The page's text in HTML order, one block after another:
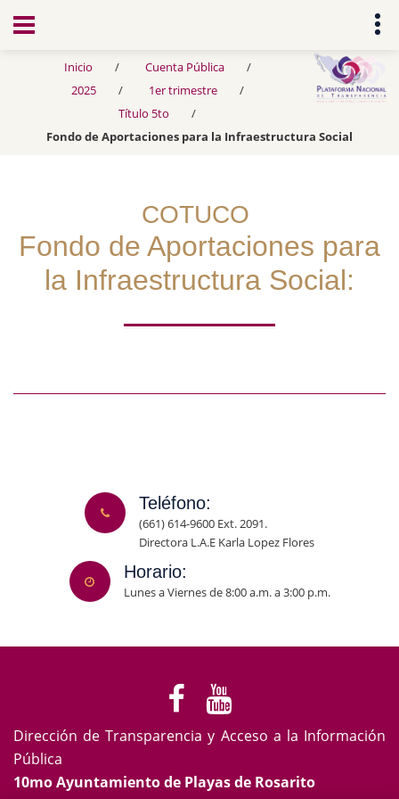
Transparencia
Inicio
Cuenta Pública
2025
1er trimestre
Título 5to
Fondo de Aportaciones para la Infraestructura Social
COTUCO
Fondo de Aportaciones para
la Infraestructura Social:
Teléfono:
(661) 614-9600 Ext. 2091.
Directora L.A.E Karla Lopez Flores
Horario:
Lunes a Viernes de 8:00 a.m. a 3:00 p.m.
Dirección de Transparencia y Acceso a la Información
Pública
10mo Ayuntamiento de Playas de Rosarito